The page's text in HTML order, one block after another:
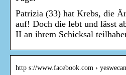
Patrizia (33) hat Krebs, die
auf! Doch die lebt und lässt
II an ihrem Schicksal
http s://www.facebook.com ›